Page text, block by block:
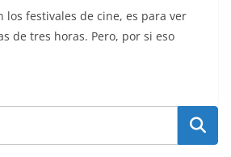
los festivales de cine, es para ver
de tres horas. Pero, por si eso